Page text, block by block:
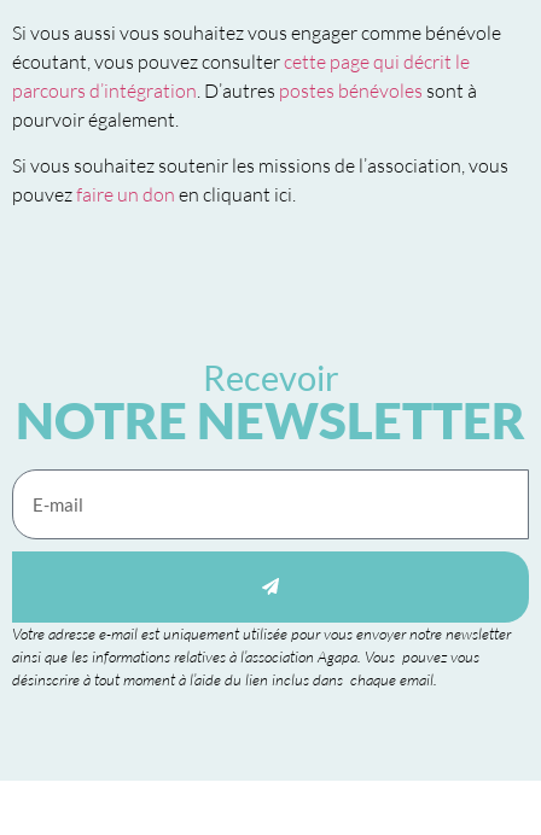
Si vous aussi vous souhaitez vous engager comme bénévole
écoutant, vous pouvez consultercette page qui décrit le
parcours d’intégration . D’autres postes bénévoles sont à
pourvoir également.
Si vous souhaitez soutenir les missions de l’association, vous
pouvezfaire un don en cliquant ici.
Recevoir
NOTRE NEWSLETTER
Votre adresse e-mail est uniquement utilisée pour vous envoyer notre newsletter
ainsi que les informations relatives à l’association Agapa. Vous pouvez vous
désinscrire à tout moment à l’aide du lien inclus dans chaque email.